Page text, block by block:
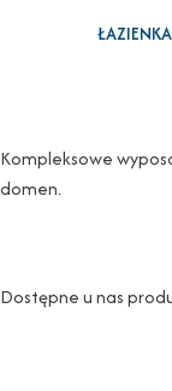
ŁAZIENKA
Kompleksowe
domen.
Dostępne u nas